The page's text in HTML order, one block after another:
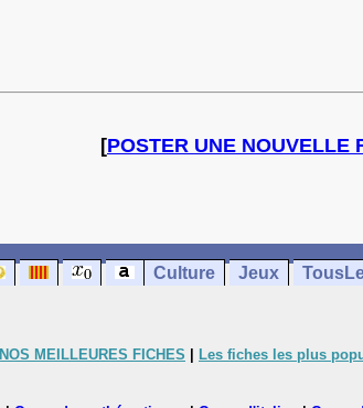
[POSTER UNE NOUVELLE
Culture Jeux
NOS MEILLEURES FICHES Les fiches les plus